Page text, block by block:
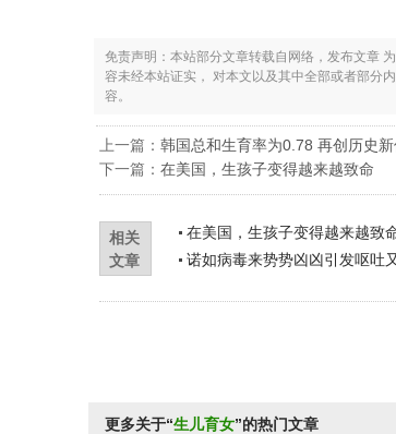
免责声明：本站部分文章转载自网络，发布文章
容未经本站证实， 对本文以及其中全部或者部分
容。
上一篇： 韩国总和生育率为0.78 再创历史
下一篇： 在美国，生孩子变得越来越致命
相关
文章
在美国，生孩子变得越来越致
诺如病毒来势势凶凶引发呕吐
更多关于“生儿育女”的热门文章